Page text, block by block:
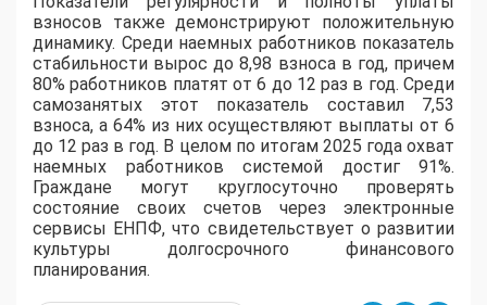
взносов также демонстрируют положительную
динамику. Среди наемных работников показатель
стабильности вырос до 8,98 взноса в год, причем
80% работников платят от 6 до 12 раз в год. Среди
самозанятых этот показатель составил 7,53
взноса, а 64% из них осуществляют выплаты от 6
до 12 раз в год. В целом по итогам 2025 года охват
наемных работников системой достиг 91%.
Граждане могут круглосуточно проверять
состояние своих счетов через электронные
сервисы ЕНПФ, что свидетельствует о развитии
культуры долгосрочного финансового
планирования.